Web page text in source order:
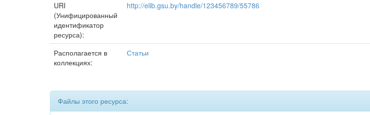
URI
(Унифицированный
идентификатор
ресурса):
http://elib.gsu.by/handle/123456789/55786
Располагается в
коллекциях:
Статьи
Файлы этого ресурса: